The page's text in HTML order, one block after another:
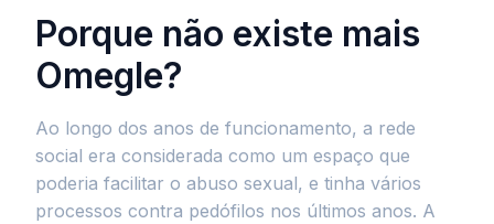
Porque não existe mais
Omegle?
Ao longo dos anos de funcionamento, a rede
social era considerada como um espaço que
poderia facilitar o abuso sexual, e tinha vários
processos contra pedófilos nos últimos anos. A